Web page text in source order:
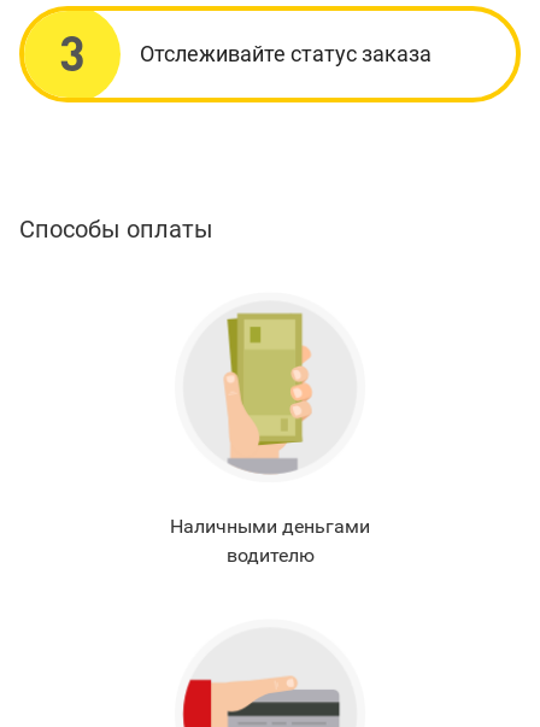
3 Отслеживайте статус заказа
Способы оплаты
Наличными деньгами
водителю